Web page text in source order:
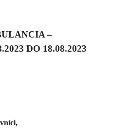
–
DO 18.08.2023